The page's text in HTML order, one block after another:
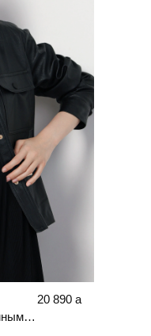
Куртка прямого кроя со съемным поясом
20 890 a